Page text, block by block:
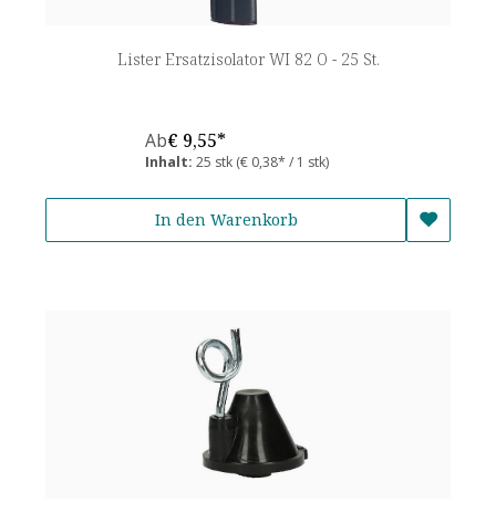
Lister Ersatzisolator WI 82 O - 25 St.
Inhalt: 25 stk (€ 0,38* / 1 stk)
Ab€ 9,55*
In den Warenkorb